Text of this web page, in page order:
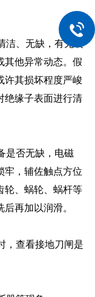
、无缺，有无裂
其他异常动态。假
许其损坏程度严峻
绝缘子表面进行清
否无缺，电磁
牢，辅佐触点方位
轮、蜗轮、蜗杆等
再加以润滑。
查看接地刀闸是